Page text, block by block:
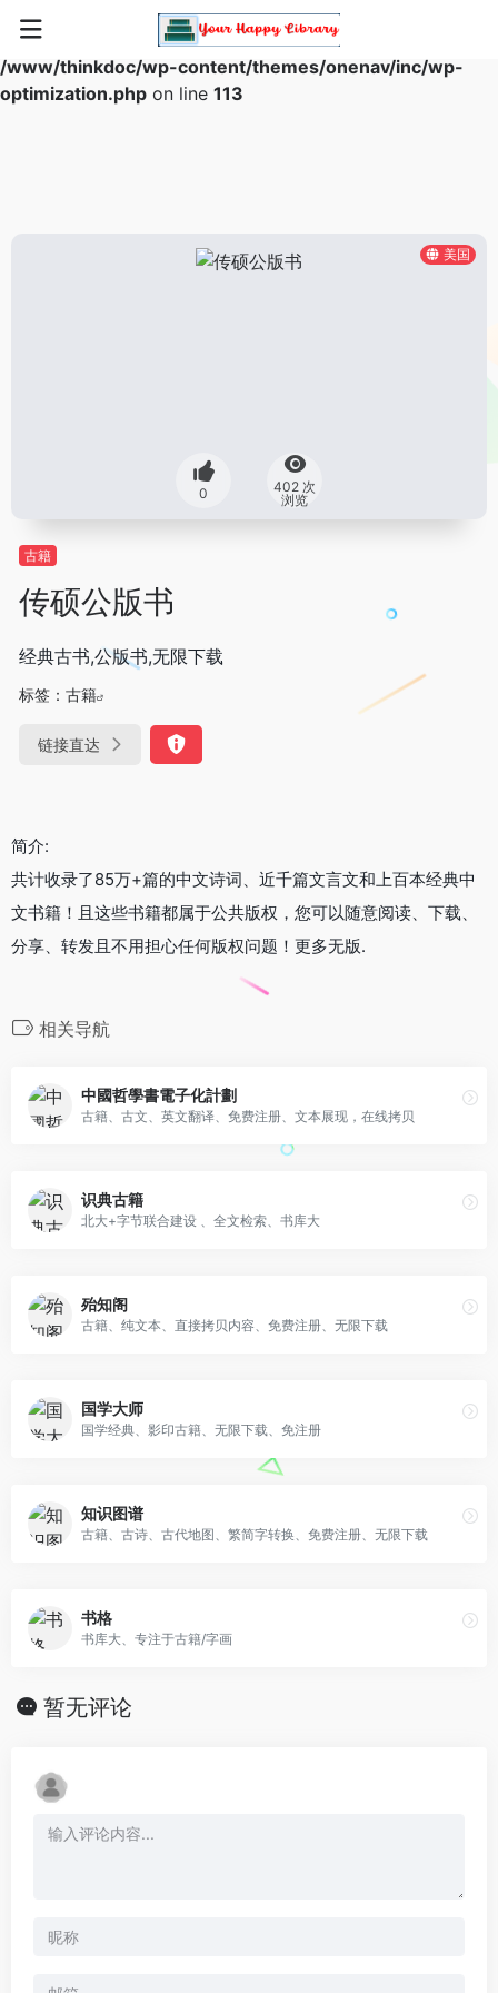
Warning
: Array to string conversion in
/www/thinkdoc/wp-content/themes/onenav/inc/wp-
optimization.php on line 113
美国
0
402 次
浏览
古籍
传硕公版书
经典古书,公版书,无限下载
标签： 古籍
链接直达
简介:
共计收录了85万+篇的中文诗词、近千篇文言文和上百本经典中
文书籍！且这些书籍都属于公共版权，您可以随意阅读、下载、
分享、转发且不用担心任何版权问题！更多无版.
相关导航
中國哲學書電子化計劃
古籍、古文、英文翻译、免费注册、文本展现，在线拷贝
识典古籍
北大+字节联合建设 、全文检索、书库大
殆知阁
古籍、纯文本、直接拷贝内容、免费注册、无限下载
国学大师
国学经典、影印古籍、无限下载、免注册
知识图谱
古籍、古诗、古代地图、繁简字转换、免费注册、无限下载
书格
书库大、专注于古籍/字画
暂无评论